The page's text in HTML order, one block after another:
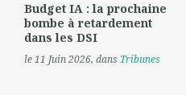
Budget IA : la prochaine
bombe à retardement
dans les DSI
le 11 Juin 2026, dans Tribunes